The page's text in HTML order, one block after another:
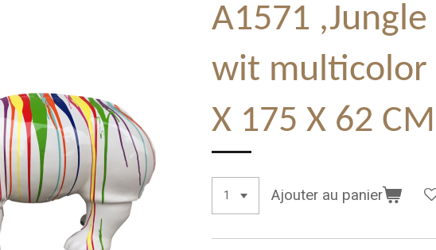
A1571
wit multicolor
X 175 X 62 CM
Ajouter au panier